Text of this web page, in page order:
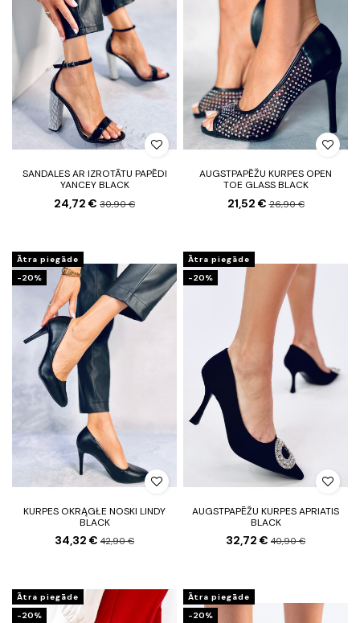
SANDALES AR IZROTĀTU PAPĒDI
YANCEY BLACK
24,72 € 30,90 €
AUGSTPAPĒŽU KURPES OPEN
TOE GLASS BLACK
21,52 €26,90 €
Ātra piegāde
-20%
KURPES OKRĄGŁE NOSKI LINDY
BLACK
34,32 € 42,90 €
Ātra piegāde
-20%
AUGSTPAPĒŽU KURPES APRIATIS
BLACK
32,72 € 40,90 €
Ātra piegāde
-20%
Ātra piegāde
-20%